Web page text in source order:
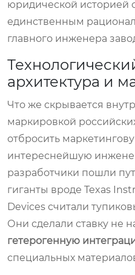
юридической историей
единственным
главного инженера
архитектура и
Что же скрывается
маркировкой
отбросить
интереснейшую
разработчики пошли
гиганты вроде Texas
Devices считали
Они сделали ставку не
гетерогенную
специальных